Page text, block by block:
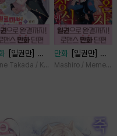
[일권만] 매
법에 걸린 척
Takada / Koki Fuyutsuki
만화
[일권만] 실
례지만 약혼자님,
Mashiro / Memeko